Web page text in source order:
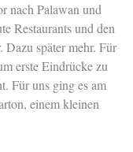
nach Palawan und
Restaurants und den
später mehr. Für
erste Eindrücke zu
Für uns ging es am
einem kleinen